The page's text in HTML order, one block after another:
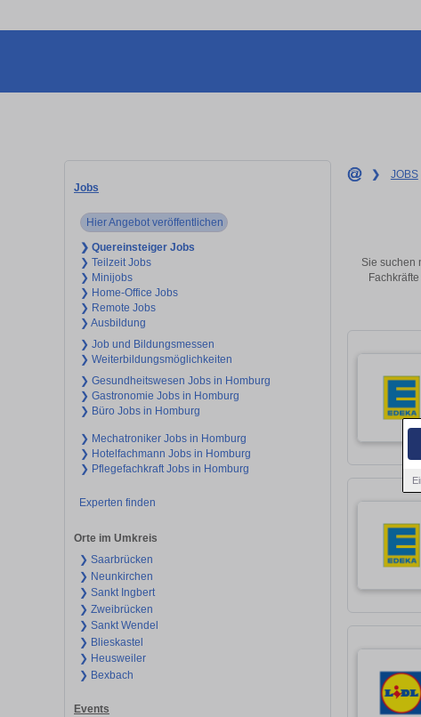
Jobs
Hier Angebot veröffentlichen
❯ Quereinsteiger Jobs
❯ Teilzeit Jobs
❯ Minijobs
❯ Home-Office Jobs
❯ Remote Jobs
❯ Ausbildung
❯ Job und Bildungsmessen
❯ Weiterbildungsmöglichkeiten
❯ Gesundheitswesen Jobs in Homburg
❯ Gastronomie Jobs in Homburg
❯ Büro Jobs in Homburg
❯ Mechatroniker Jobs in Homburg
❯ Hotelfachmann Jobs in Homburg
❯ Pflegefachkraft Jobs in Homburg
Experten finden
Orte im Umkreis
❯ Saarbrücken
❯ Neunkirchen
❯ Sankt Ingbert
❯ Zweibrücken
❯ Sankt Wendel
❯ Blieskastel
❯ Heusweiler
❯ Bexbach
Events
❯ JOBS
Sie suchen